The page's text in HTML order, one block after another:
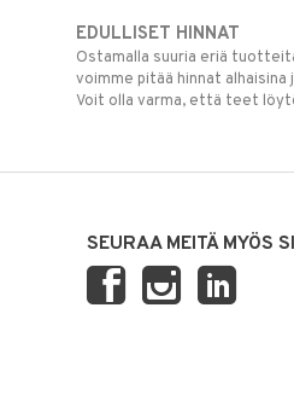
EDULLISET HINNAT
Ostamalla suuria eriä
voimme pitää hinnat alhaisina
Voit olla varma, että teet
SEURAA MEITÄ MYÖS